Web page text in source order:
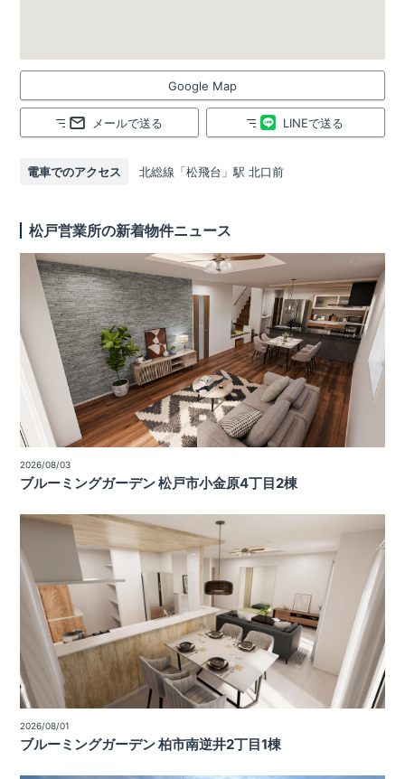
Google Map
メールで送る LINEで送る
電車でのアクセス 北総線「松飛台」駅 北口前
松戸営業所の新着物件ニュース
2026/08/03
ブルーミングガーデン 松戸市小金原4丁目2棟
2026/08/01
ブルーミングガーデン 柏市南逆井2丁目1棟